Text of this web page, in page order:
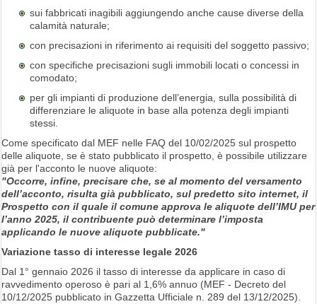
sui fabbricati inagibili aggiungendo anche cause diverse della
calamità naturale;
con precisazioni in riferimento ai requisiti del soggetto passivo;
con specifiche precisazioni sugli immobili locati o concessi in
comodato;
per gli impianti di produzione dell’energia, sulla possibilità di
differenziare le aliquote in base alla potenza degli impianti
stessi.
Come specificato dal MEF nelle FAQ del 10/02/2025 sul prospetto
delle aliquote, se è stato pubblicato il prospetto, è possibile utilizzare
già per l'acconto le nuove aliquote:
"Occorre, infine, precisare che, se al momento del versamento
dell’acconto, risulta già pubblicato, sul predetto sito internet, il
Prospetto con il quale il comune approva le aliquote dell’IMU per
l’anno 2025, il contribuente può determinare l’imposta
applicando le nuove aliquote pubblicate."
Variazione tasso di interesse legale 2026
Dal 1° gennaio 2026 il tasso di interesse da applicare in caso di
ravvedimento operoso è pari al 1,6% annuo (MEF - Decreto del
10/12/2025 pubblicato in Gazzetta Ufficiale n. 289 del 13/12/2025).